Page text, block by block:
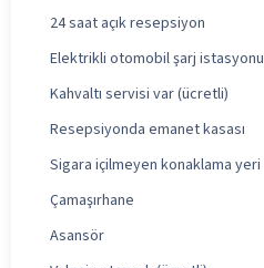
24 saat açık resepsiyon
Elektrikli otomobil şarj istasyonu
Kahvaltı servisi var (ücretli)
Resepsiyonda emanet kasası
Sigara içilmeyen konaklama yeri
Çamaşırhane
Asansör